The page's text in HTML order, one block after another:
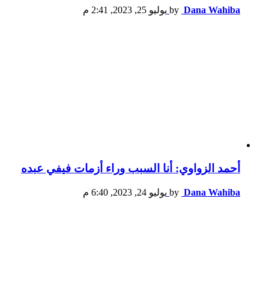
by Dana Wahiba يوليو 25, 2023, 2:41 م
أحمد الزواوي: أنا السبب وراء أزمات فيفي عبده
by Dana Wahiba يوليو 24, 2023, 6:40 م